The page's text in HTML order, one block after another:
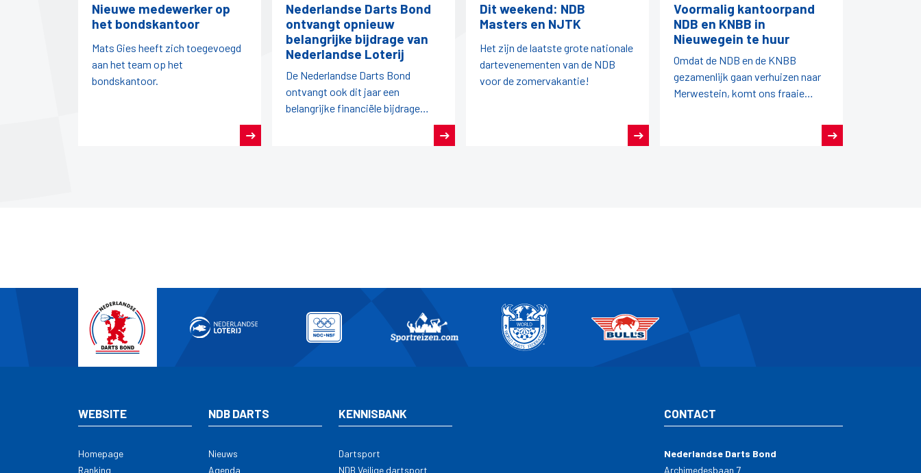
Nieuwe medewerker op
het bondskantoor
Mats Gies heeft zich toegevoegd
aan het team op het
bondskantoor.
Nederlandse Darts Bond
ontvangt opnieuw
belangrijke bijdrage van
Nederlandse Loterij
De Nederlandse Darts Bond
ontvangt ook dit jaar een
belangrijke financiële bijdrage
Dit weekend: NDB
Masters en NJTK
Het zijn de laatste grote nationale
dartevenementen van de NDB
voor de zomervakantie!
Voormalig kantoorpand
NDB en KNBB in
Nieuwegein te huur
Omdat de NDB en de KNBB
gezamenlijk gaan verhuizen naar
Merwestein, komt ons fraaie
WEBSITE
Homepage
Ranking
NDB DARTS
Nieuws
Agenda
KENNISBANK
Dartsport
NDB Veilige dartsport
CONTACT
Nederlandse Darts Bond
Archimedesbaan 7